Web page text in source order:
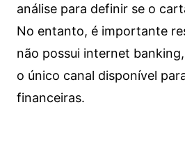
análise para definir se o
No entanto, é importante
não possui internet
o único canal disponível
financeiras.